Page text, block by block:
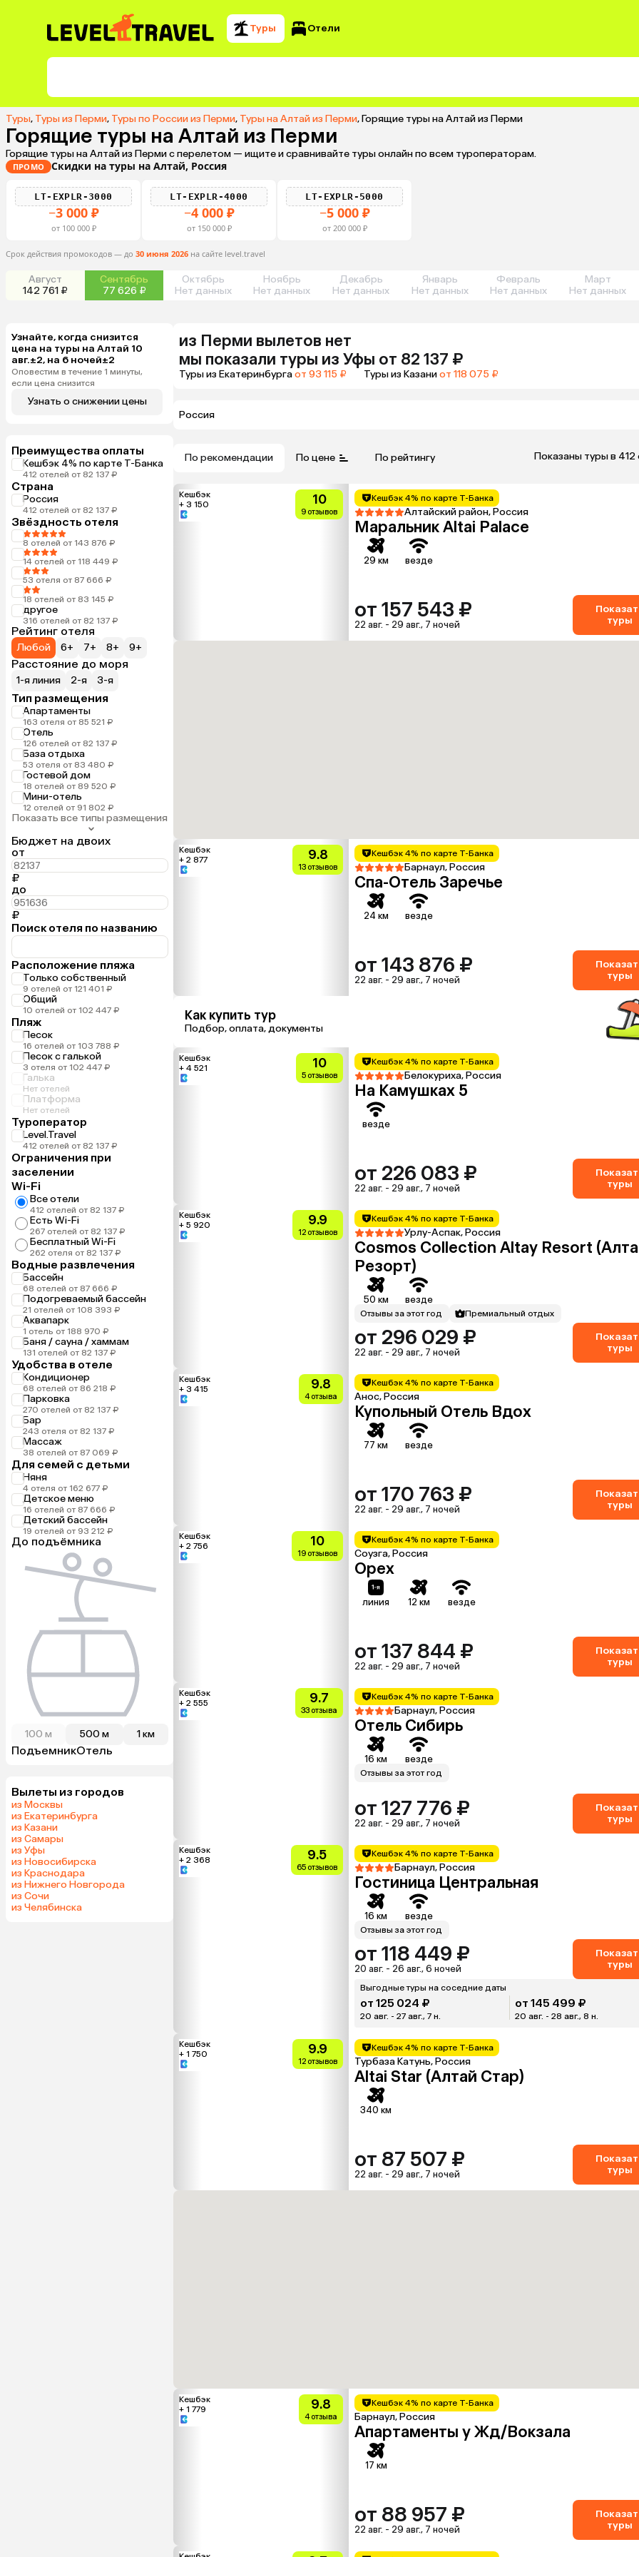
Туры Отели
Туры, Туры из Перми, Туры по России из Перми, Туры на Алтай из Перми,Горящие туры на Алтай из Перми
Горящие туры на Алтай из Перми
Горящие туры на Алтай из Перми с перелетом — ищите и сравнивайте туры онлайн по всем туроператорам.
ПРОМО Скидки на туры на Алтай, Россия
LT-EXPLR-3000
−3 000 ₽
от 100 000 ₽
LT-EXPLR-4000
−4 000 ₽
от 150 000 ₽
LT-EXPLR-5000
−5 000 ₽
от 200 000 ₽
Срок действия промокодов — до 30 июня 2026 на сайте level.travel
Август
142 761 ₽
Сентябрь
77 626 ₽
Октябрь
Нет данных
Ноябрь
Нет данных
Декабрь
Нет данных
Январь
Нет данных
Февраль
Нет данных
Март
Нет данных
Узнайте, когда снизится
цена на туры на Алтай 10
авг.±2, на 6 ночей±2
Оповестим в течение 1 минуты,
если цена снизится
Узнать о снижении цены
Преимущества оплаты
Кешбэк 4% по карте Т-Банка
412 отелей от 82 137 ₽
Страна
Россия
412 отелей от 82 137 ₽
Звёздность отеля
8 отелей от 143 876 ₽
14 отелей от 118 449 ₽
53 отеля от 87 666 ₽
18 отелей от 83 145 ₽
другое
316 отелей от 82 137 ₽
Рейтинг отеля
Любой 6+ 7+ 8+ 9+
Расстояние до моря
1-я линия 2-я 3-я
Тип размещения
Апартаменты
163 отеля от 85 521 ₽
Отель
126 отелей от 82 137 ₽
База отдыха
53 отеля от 83 480 ₽
Гостевой дом
18 отелей от 89 520 ₽
Мини-отель
12 отелей от 91 802 ₽
Показать все типы размещения
Бюджет на двоих
от
₽
до
₽
Поиск отеля по названию
Расположение пляжа
Только собственный
9 отелей от 121 401 ₽
Общий
10 отелей от 102 447 ₽
Пляж
Песок
16 отелей от 103 788 ₽
Песок с галькой
3 отеля от 102 447 ₽
Галька
Нет отелей
Платформа
Нет отелей
Туроператор
Level.Travel
412 отелей от 82 137 ₽
Ограничения при
заселении
Wi-Fi
Все отели
412 отелей от 82 137 ₽
Есть Wi-Fi
267 отелей от 82 137 ₽
Бесплатный Wi-Fi
262 отеля от 82 137 ₽
Водные развлечения
Бассейн
68 отелей от 87 666 ₽
Подогреваемый бассейн
21 отелей от 108 393 ₽
Аквапарк
1 отель от 188 970 ₽
Баня / сауна / хаммам
131 отелей от 82 137 ₽
Удобства в отеле
Кондиционер
68 отелей от 86 218 ₽
Парковка
270 отелей от 82 137 ₽
Бар
243 отеля от 82 137 ₽
Массаж
38 отелей от 87 069 ₽
Для семей с детьми
Няня
4 отеля от 162 677 ₽
Детское меню
16 отелей от 87 666 ₽
Детский бассейн
19 отелей от 93 212 ₽
До подъёмника
100 м 500 м 1 км
ПодъемникОтель
Вылеты из городов
из Москвы
из Екатеринбурга
из Казани
из Самары
из Уфы
из Новосибирска
из Краснодара
из Нижнего Новгорода
из Сочи
из Челябинска
из Перми вылетов нет
мы показали туры из Уфы от 82 137 ₽
Туры из Екатеринбургаот 93 115 ₽ Туры из Казаниот 118 075 ₽
Россия
По рекомендации По цене По рейтингу Показаны туры в 412
Кешбэк
+ 3 150
10
9 отзывов
Кешбэк 4% по карте Т-Банка
Алтайский район, Россия
Маральник Altai Palace
29 км везде
от 157 543 ₽
22 авг. - 29 авг., 7 ночей
туры
Кешбэк
+ 2 877
9.8
13 отзывов
Кешбэк 4% по карте Т-Банка
Барнаул, Россия
Спа-Oтель Заречье
24 км везде
от 143 876 ₽
22 авг. - 29 авг., 7 ночей
туры
Как купить тур
Подбор, оплата, документы
Кешбэк
+ 4 521
10
5 отзывов
Кешбэк 4% по карте Т-Банка
Белокуриха, Россия
На Камушках 5
везде
от 226 083 ₽
22 авг. - 29 авг., 7 ночей
туры
Кешбэк
+ 5 920
9.9
12 отзывов
Кешбэк 4% по карте Т-Банка
Урлу-Аспак, Россия
Cosmos Collection Altay Resort
Резорт)
50 км везде
Отзывы за этот год Премиальный отдых
от 296 029 ₽
22 авг. - 29 авг., 7 ночей
туры
Кешбэк
+ 3 415
9.8
4 отзыва
Кешбэк 4% по карте Т-Банка
Анос, Россия
Купольный Отель Вдох
77 км везде
от 170 763 ₽
22 авг. - 29 авг., 7 ночей
туры
Кешбэк
+ 2 756
10
19 отзывов
Кешбэк 4% по карте Т-Банка
Соузга, Россия
Орех
линия 12 км везде
от 137 844 ₽
22 авг. - 29 авг., 7 ночей
туры
Кешбэк
+ 2 555
9.7
33 отзыва
Кешбэк 4% по карте Т-Банка
Барнаул, Россия
Отель Сибирь
16 км везде
Отзывы за этот год
от 127 776 ₽
22 авг. - 29 авг., 7 ночей
туры
Кешбэк
+ 2 368
9.5
65 отзывов
Кешбэк 4% по карте Т-Банка
Барнаул, Россия
Гостиница Центральная
16 км везде
Отзывы за этот год
от 118 449 ₽
20 авг. - 26 авг., 6 ночей
туры
Выгодные туры на соседние даты
от 125 024 ₽
20 авг. - 27 авг., 7 н.
от 145 499 ₽
20 авг. - 28 авг., 8 н.
Кешбэк
+ 1 750
9.9
12 отзывов
Кешбэк 4% по карте Т-Банка
Турбаза Катунь, Россия
Altai Star (Алтай Стар)
340 км
от 87 507 ₽
22 авг. - 29 авг., 7 ночей
туры
Кешбэк
+ 1 779
9.8
4 отзыва
Кешбэк 4% по карте Т-Банка
Барнаул, Россия
Апартаменты у Жд/Вокзала
17 км
от 88 957 ₽
22 авг. - 29 авг., 7 ночей
туры